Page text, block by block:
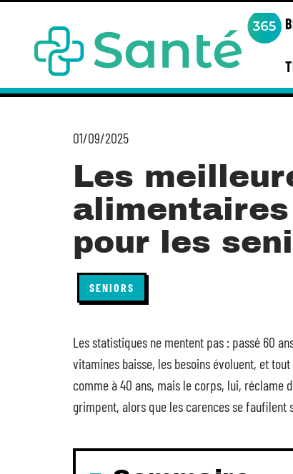
01/09/2025
Les
pour les
SENIORS
Les statistiques ne mentent pas : passé 60
vitamines baisse, les besoins évoluent, et
comme à 40 ans, mais le corps, lui, réclame
grimpent, alors que les carences se faufilent